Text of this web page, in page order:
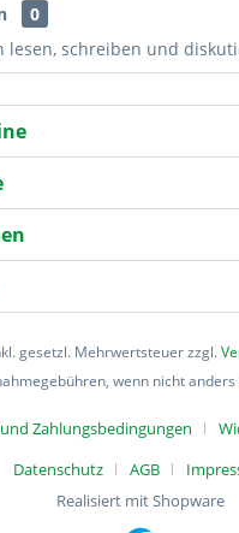
0
lesen, schreiben und
gesetzl. Mehrwertsteuer zzgl.
wenn nicht
Zahlungsbedingungen
Datenschutz
AGB
Realisiert mit Shopware